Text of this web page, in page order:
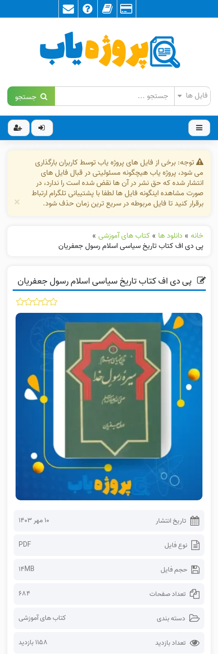
جستجو
توجه: برخی از فایل های پروژه یاب توسط کاربران بارگذاری
می شود، پروژه یاب هیچگونه مسئولیتی در قبال فایل های
انتشار شده که حق نشر در آن ها نقض شده است را ندارد، در
صورت مشاهده اینگونه فایل ها لطفا با پشتیبانی تلگرام ارتباط
برقرار کنید تا فایل مربوطه در سریع ترین زمان حذف شود.
×
خانه » دانلود ها » کتاب های آموزشی »
پی دی اف کتاب تاریخ سیاسی اسلام رسول جعفریان
پی دی اف کتاب تاریخ سیاسی اسلام رسول جعفریان
تاریخ انتشار ۱۰ مهر ۱۴۰۳
نوع فایل PDF
حجم فایل 14MB
تعداد صفحات 684
دسته بندی کتاب های آموزشی
تعداد بازدید 1158 بازدید